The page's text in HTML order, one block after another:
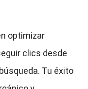
optimizar
clics desde
Tu éxito